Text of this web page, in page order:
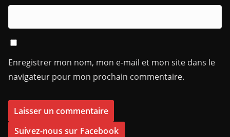
Enregistrer mon nom, mon e-mail et mon site dans le
navigateur pour mon prochain commentaire.
Suivez-nous sur Facebook